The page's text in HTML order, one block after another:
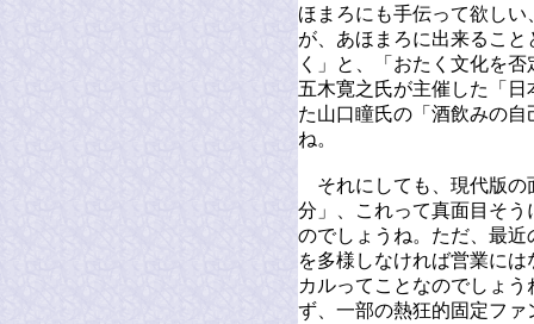
ほまろにも手伝って欲し
が、あほまろに出来るこ
く」と、「おたく文化を
五木寛之氏が主催した「
た山口瞳氏の「酒飲みの
ね。
それにしても、現代版の
分」、これって真面目そ
のでしょうね。ただ、最
を多様しなければ営業に
カルってことなのでしょ
ず、一部の熱狂的固定フ